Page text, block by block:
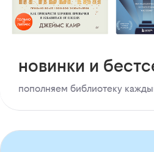
новинки и
пополняем библиотеку